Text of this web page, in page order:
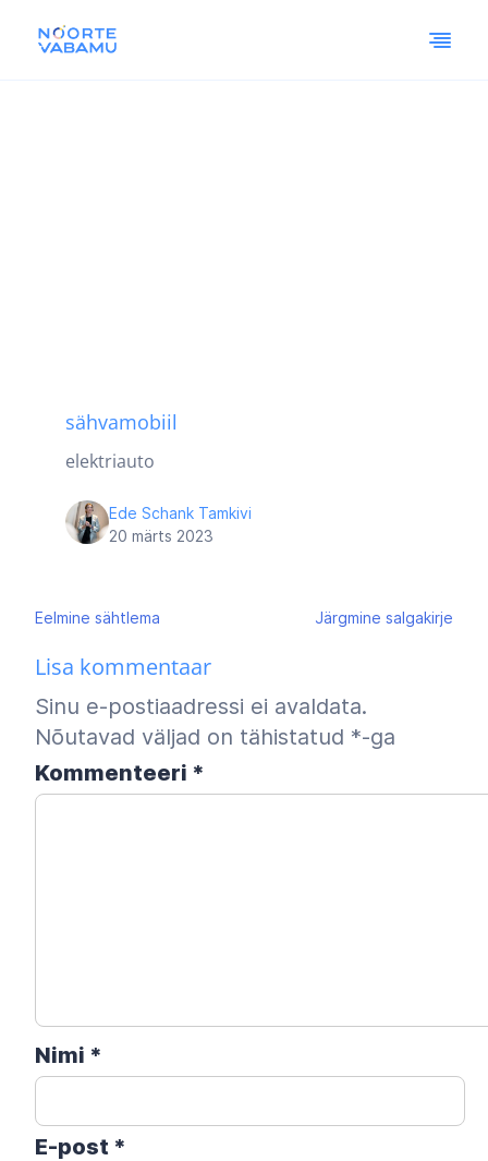
sähvamobiil
elektriauto
Ede Schank Tamkivi
20 märts 2023
Navigeerimine
Eelmine sähtlema Järgmine salgakirje
Lisa kommentaar
Sinu e-postiaadressi ei avaldata.
Nõutavad väljad on tähistatud *-ga
Kommenteeri *
Nimi *
E-post *